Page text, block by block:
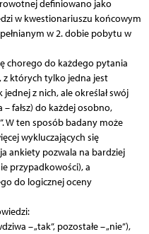
definiowano jako
w kwestionariuszu końcowym
w 2. dobie pobytu w
chorego do każdego pytania
z których tylko jedna jest
z nich, ale określał swój
fałsz) do każdej osobno,
W ten sposób badany może
wykluczających się
ankiety pozwala na bardziej
przypadkowości), a
do logicznej oceny
– „tak”, pozostałe – „nie”),